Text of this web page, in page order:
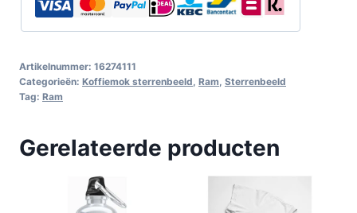
Artikelnummer: 16274111
Categorieën: Koffiemok sterrenbeeld Ram Sterrenbeeld
Tag: Ram
Gerelateerde producten